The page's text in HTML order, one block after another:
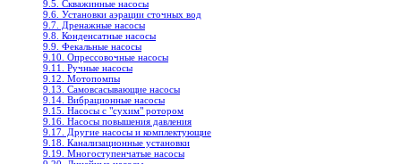
9.5. Скважинные насосы
9.6. Установки аэрации сточных вод
9.7. Дренажные насосы
9.8. Конденсатные насосы
9.9. Фекальные насосы
9.10. Опрессовочные насосы
9.11. Ручные насосы
9.12. Мотопомпы
9.13. Самовсасывающие насосы
9.14. Вибрационные насосы
9.15. Насосы с "сухим" ротором
9.16. Насосы повышения давления
9.17. Другие насосы и комплектующие
9.18. Канализационные установки
9.19. Многоступенчатые насосы